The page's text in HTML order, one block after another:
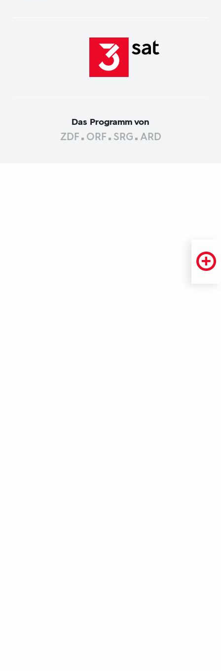
Das Programm von
ZDF ORF SRG ARD